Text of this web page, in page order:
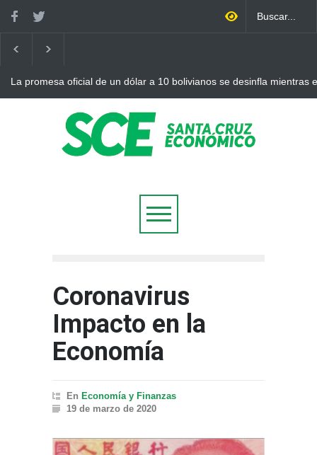
La promesa oficial de un dólar a 10 bolivianos se desinfla mientras
Coronavirus
Impacto en la
Economía
En Economía y Finanzas
19 de marzo de 2020